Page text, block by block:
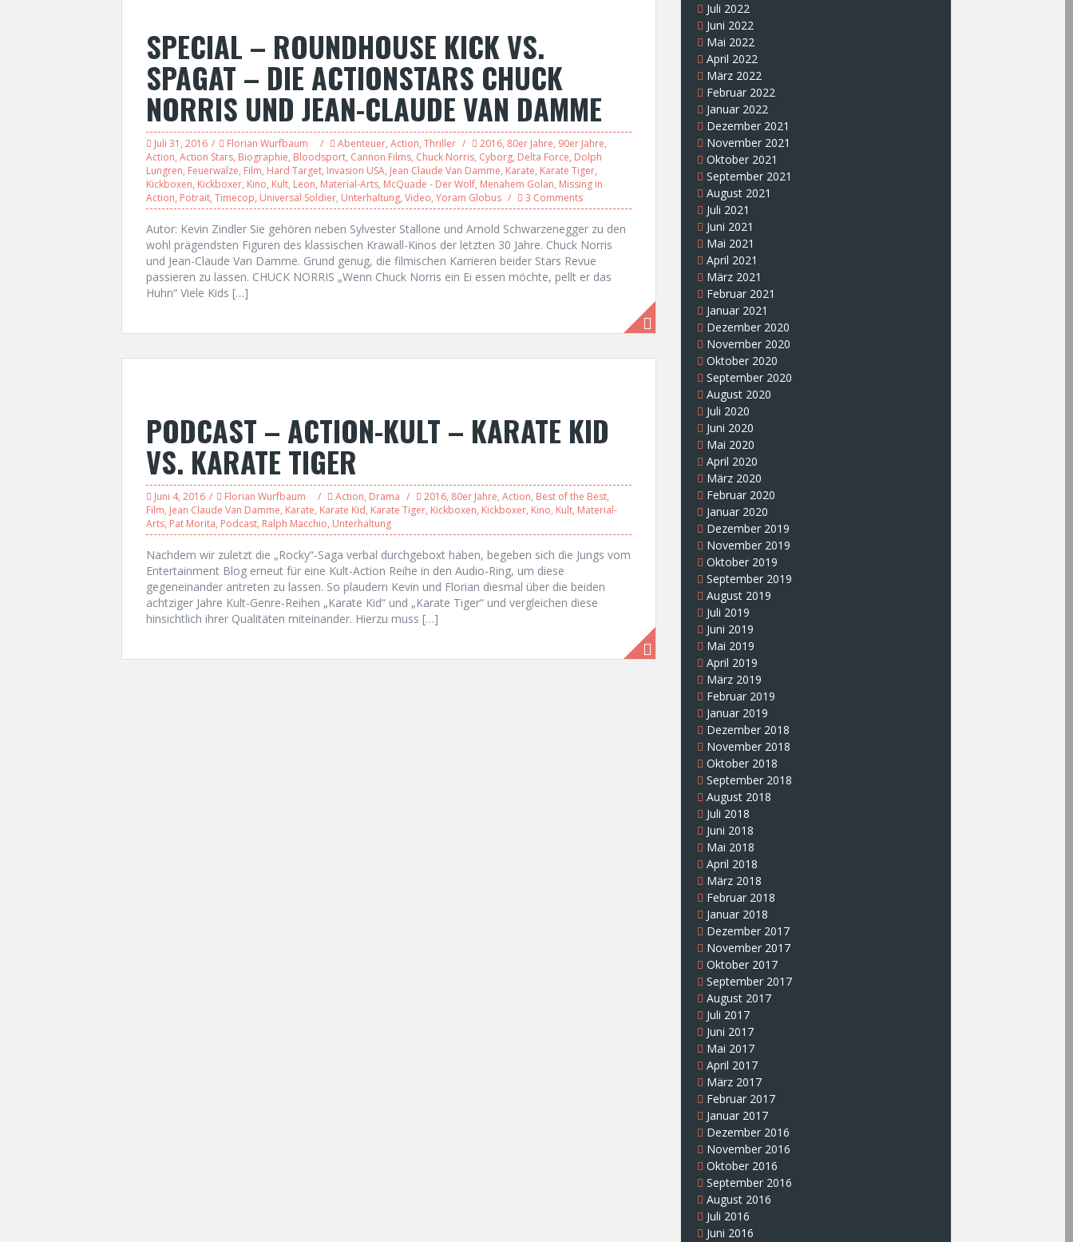
SPECIAL – ROUNDHOUSE KICK VS.
SPAGAT – DIE ACTIONSTARS CHUCK
NORRIS UND JEAN-CLAUDE VAN DAMME
Juli 31, 2016 Florian Wurfbaum Abenteuer, Action, Thriller 2016, 80er Jahre, 90er Jahre,
Action, Action Stars, Biographie, Bloodsport, Cannon Films, Chuck Norris, Cyborg, Delta Force, Dolph
Lungren, Feuerwalze, Film, Hard Target, Invasion USA, Jean Claude Van Damme, Karate, Karate Tiger,
Kickboxen, Kickboxer, Kino, Kult, Leon, Material-Arts, McQuade - Der Wolf, Menahem Golan, Missing in
Action, Potrait, Timecop, Universal Soldier, Unterhaltung, Video, Yoram Globus 3 Comments
Autor: Kevin Zindler Sie gehören neben Sylvester Stallone und Arnold Schwarzenegger zu den
wohl prägendsten Figuren des klassischen Krawall-Kinos der letzten 30 Jahre. Chuck Norris
und Jean-Claude Van Damme. Grund genug, die filmischen Karrieren beider Stars Revue
passieren zu lassen. CHUCK NORRIS „Wenn Chuck Norris ein Ei essen möchte, pellt er das
Huhn“ Viele Kids […]
PODCAST – ACTION-KULT – KARATE KID
VS. KARATE TIGER
Juni 4, 2016 Florian Wurfbaum Action, Drama 2016, 80er Jahre, Action, Best of the Best,
Film, Jean Claude Van Damme, Karate, Karate Kid, Karate Tiger, Kickboxen, Kickboxer, Kino, Kult, Material-
Arts, Pat Morita, Podcast, Ralph Macchio, Unterhaltung
Nachdem wir zuletzt die „Rocky“-Saga verbal durchgeboxt haben, begeben sich die Jungs vom
Entertainment Blog erneut für eine Kult-Action Reihe in den Audio-Ring, um diese
gegeneinander antreten zu lassen. So plaudern Kevin und Florian diesmal über die beiden
achtziger Jahre Kult-Genre-Reihen „Karate Kid“ und „Karate Tiger“ und vergleichen diese
hinsichtlich ihrer Qualitäten miteinander. Hierzu muss […]
Juli 2022
Juni 2022
Mai 2022
April 2022
März 2022
Februar 2022
Januar 2022
Dezember 2021
November 2021
Oktober 2021
September 2021
August 2021
Juli 2021
Juni 2021
Mai 2021
April 2021
März 2021
Februar 2021
Januar 2021
Dezember 2020
November 2020
Oktober 2020
September 2020
August 2020
Juli 2020
Juni 2020
Mai 2020
April 2020
März 2020
Februar 2020
Januar 2020
Dezember 2019
November 2019
Oktober 2019
September 2019
August 2019
Juli 2019
Juni 2019
Mai 2019
April 2019
März 2019
Februar 2019
Januar 2019
Dezember 2018
November 2018
Oktober 2018
September 2018
August 2018
Juli 2018
Juni 2018
Mai 2018
April 2018
März 2018
Februar 2018
Januar 2018
Dezember 2017
November 2017
Oktober 2017
September 2017
August 2017
Juli 2017
Juni 2017
Mai 2017
April 2017
März 2017
Februar 2017
Januar 2017
Dezember 2016
November 2016
Oktober 2016
September 2016
August 2016
Juli 2016
Juni 2016